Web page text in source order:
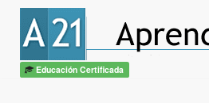
Educación Certificada
Macros para
con diplomaITSS / CBTech